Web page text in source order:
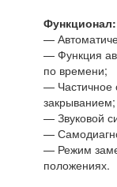
Функционал:
—
— Функция
по времени;
— Частичное
закрыванием;
— Звуковой
—
— Режим
положениях.